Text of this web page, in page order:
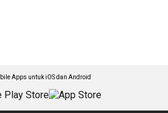
Apps untuk iOS dan Android